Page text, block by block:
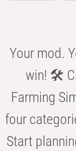
Your mod.
win! 🛠️
Farming
four
Start